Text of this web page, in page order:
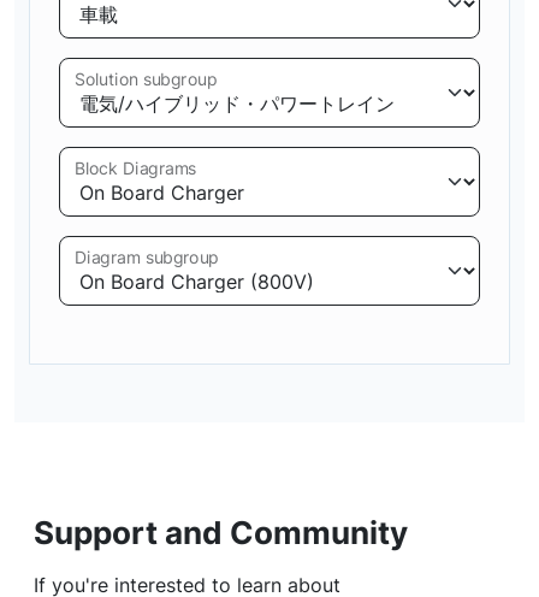
Solution subgroup
Block Diagrams
Diagram subgroup
Support and Community
If you're interested to learn about